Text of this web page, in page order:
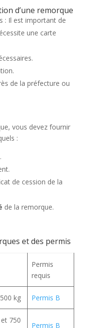
d’une remorque
: Il est important de
une carte
de la préfecture ou
vous devez fournir
:
de cession de la
de la remorque.
et des permis
Permis
requis
kg Permis B
750
Permis B